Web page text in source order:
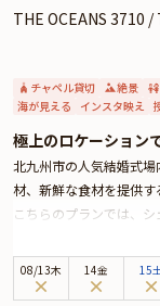
THE OCEANS 3710
チャペル貸切 絶景
海が見える
インスタ映え
極上のロケーション
北九州市の人気結婚式場
材、新鮮な食材を提供す
こちらのプランでは、
り変わるメニューはご
さらに、乾杯ソフトド
でサプライズ満載のプ
08/13木 14金 15